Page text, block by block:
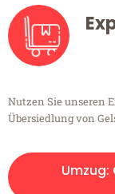
Nutzen Sie unseren
Übersiedlung von
Umzug: